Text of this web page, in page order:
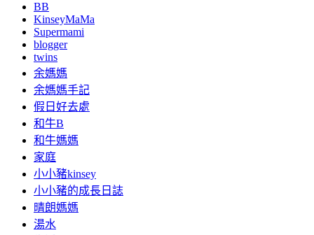
BB
KinseyMaMa
Supermami
blogger
twins
余媽媽
余媽媽手記
假日好去處
和牛B
和牛媽媽
家庭
小小豬kinsey
小小豬的成長日誌
晴朗媽媽
湯水